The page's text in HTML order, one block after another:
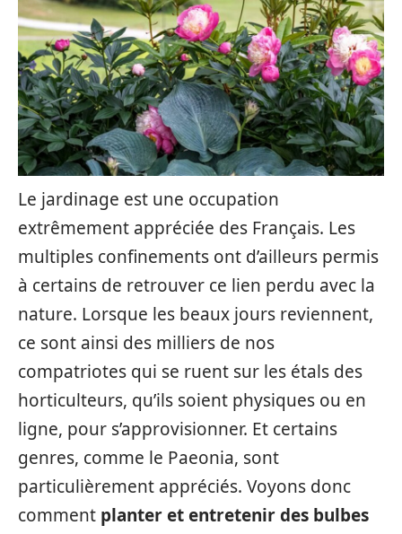
Le jardinage est une occupation
extrêmement appréciée des Français. Les
multiples confinements ont d’ailleurs permis
à certains de retrouver ce lien perdu avec la
nature. Lorsque les beaux jours reviennent,
ce sont ainsi des milliers de nos
compatriotes qui se ruent sur les étals des
horticulteurs, qu’ils soient physiques ou en
ligne, pour s’approvisionner. Et certains
genres, comme le Paeonia, sont
particulièrement appréciés. Voyons donc
comment planter et entretenir des bulbes